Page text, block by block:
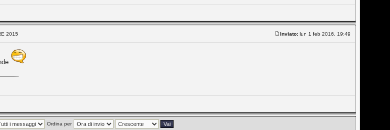
2015 Inviato: lun 1 feb 2016, 19:49
Ordina per